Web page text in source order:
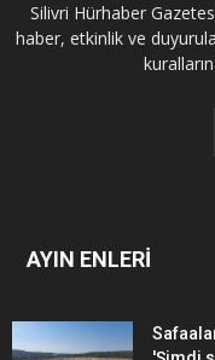
Silivri Hürhaber
haber, etkinlik ve
AYIN ENLERİ